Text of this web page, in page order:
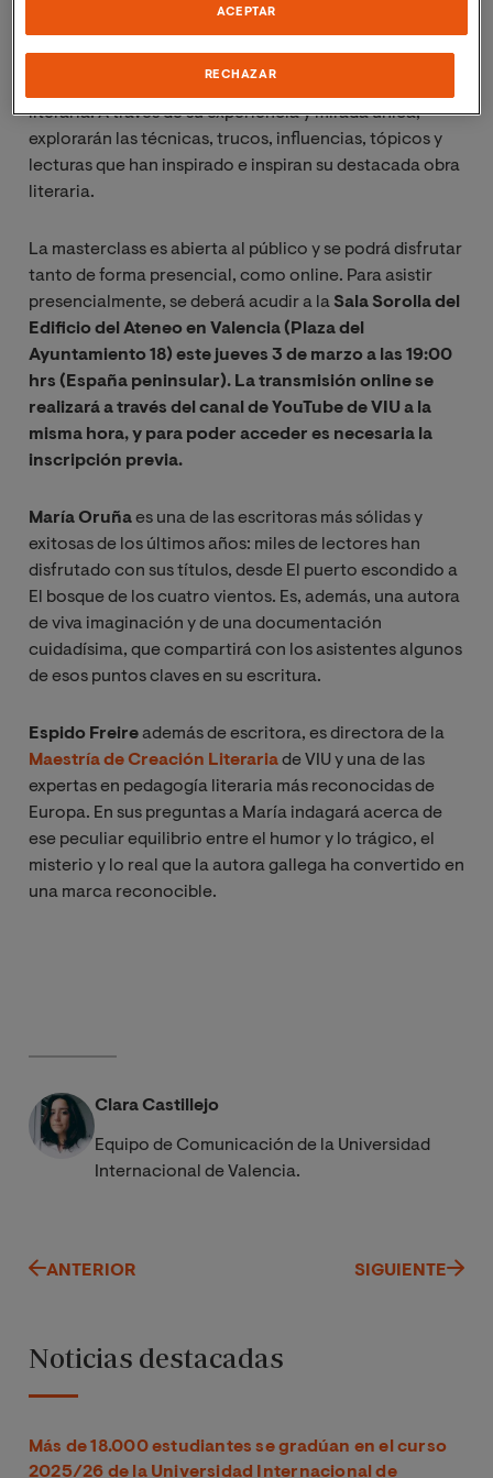
Ambas escritoras abordarán, a través de un diálogo en
literaria. A través de su experiencia y mirada única,
explorarán las técnicas, trucos, influencias, tópicos y
lecturas que han inspirado e inspiran su destacada obra
literaria.
La masterclass es abierta al público y se podrá disfrutar
tanto de forma presencial, como online. Para asistir
presencialmente, se deberá acudir a la Sala Sorolla del
Edificio del Ateneo en Valencia (Plaza del
Ayuntamiento 18) este jueves 3 de marzo a las 19:00
hrs (España peninsular). La transmisión online se
realizará a través del canal de YouTube de VIU a la
misma hora, y para poder acceder es necesaria la
inscripción previa.
María Oruñaes una de las escritoras más sólidas y
exitosas de los últimos años: miles de lectores han
disfrutado con sus títulos, desde El puerto escondido a
El bosque de los cuatro vientos. Es, además, una autora
de viva imaginación y de una documentación
cuidadísima, que compartirá con los asistentes algunos
de esos puntos claves en su escritura.
Espido Freireademás de escritora, es directora de la
Maestría de Creación Literariade VIU y una de las
expertas en pedagogía literaria más reconocidas de
Europa. En sus preguntas a María indagará acerca de
ese peculiar equilibrio entre el humor y lo trágico, el
misterio y lo real que la autora gallega ha convertido en
una marca reconocible.
Clara Castillejo
Equipo de Comunicación de la Universidad
Internacional de Valencia.
ANTERIOR SIGUIENTE
Noticias destacadas
Más de 18.000 estudiantes se gradúan en el curso
2025/26 de la Universidad Internacional de
RECHAZAR
ACEPTAR